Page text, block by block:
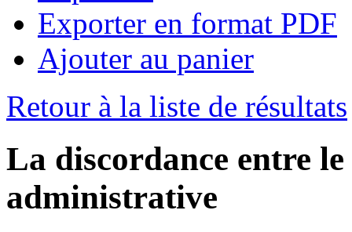
Exporter en format PDF
Ajouter au panier
Retour à la liste de résultats
La discordance entre
administrative